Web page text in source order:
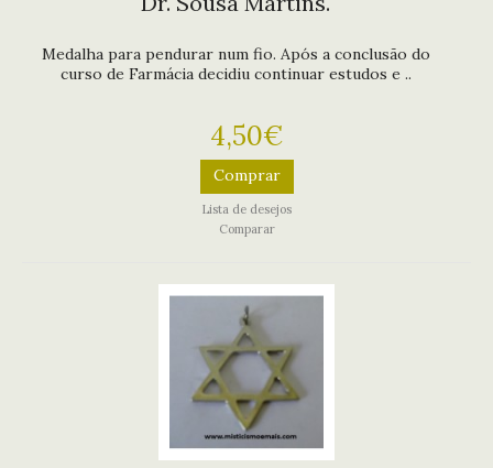
Medalha para pendurar num fio. Após a conclusão do
curso de Farmácia decidiu continuar estudos e ..
4,50€
Comprar
Lista de desejos
Comparar